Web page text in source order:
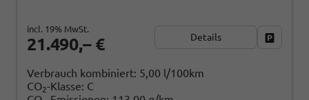
21.490,– €
incl. 19% MwSt.
Details
Verbrauch kombiniert: 5,00 l/100km
CO2-Klasse: C